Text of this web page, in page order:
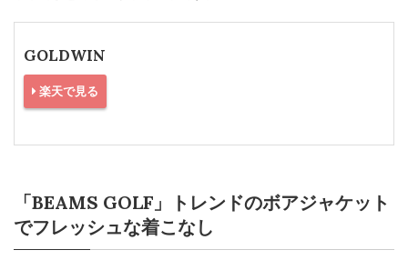
GOLDWIN
楽天で見る
「BEAMS GOLF」トレンドのボアジャケット
でフレッシュな着こなし